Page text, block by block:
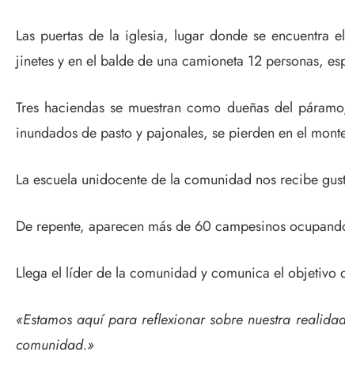
Las puertas de la iglesia, lugar donde se encuentra
jinetes y en el balde de una camioneta 12 personas,
Tres haciendas se muestran como dueñas del
inundados de pasto y pajonales, se pierden en el
La escuela unidocente de la comunidad nos recibe
De repente, aparecen más de 60 campesinos
Llega el líder de la comunidad y comunica el objetivo
«Estamos aquí para reflexionar sobre nuestra
comunidad.»